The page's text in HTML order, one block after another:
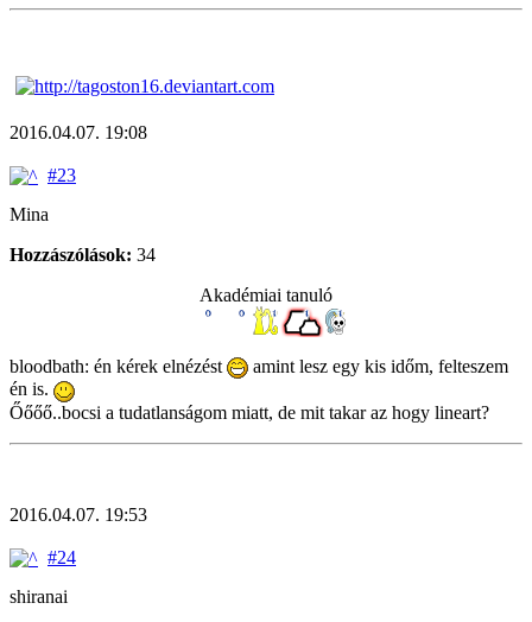
2016.04.07. 19:08
#23
Mina
Hozzászólások: 34
Akadémiai tanuló
bloodbath: én kérek elnézést
amint lesz egy kis időm, felteszem
én is.
Őőőő..bocsi a tudatlanságom miatt, de mit takar az hogy lineart?
2016.04.07. 19:53
#24
shiranai